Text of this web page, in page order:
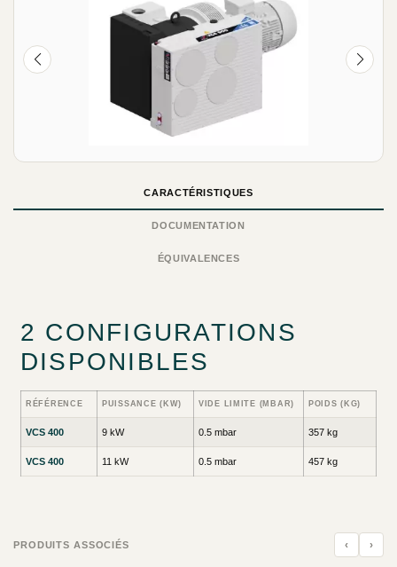
CARACTÉRISTIQUES
DOCUMENTATION
ÉQUIVALENCES
2 CONFIGURATIONS
DISPONIBLES
RÉFÉRENCE PUISSANCE (KW) VIDE LIMITE (MBAR) POIDS (KG)
VCS 400 9 kW 0.5 mbar 357 kg
VCS 400 11 kW 0.5 mbar 457 kg
PRODUITS ASSOCIÉS ‹ ›